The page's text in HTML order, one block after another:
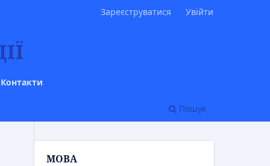
Контакти
Пошук
Зареєструватися Увійти
МОВА